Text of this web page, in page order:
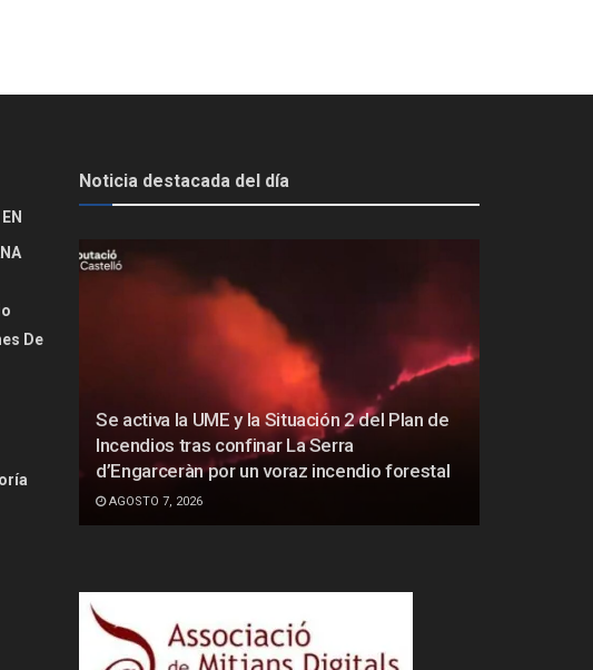
De
Noticia destacada del día
Se activa la UME y la Situación 2 del Plan de
Incendios tras confinar La Serra
d’Engarceràn por un voraz incendio forestal
AGOSTO 7, 2026